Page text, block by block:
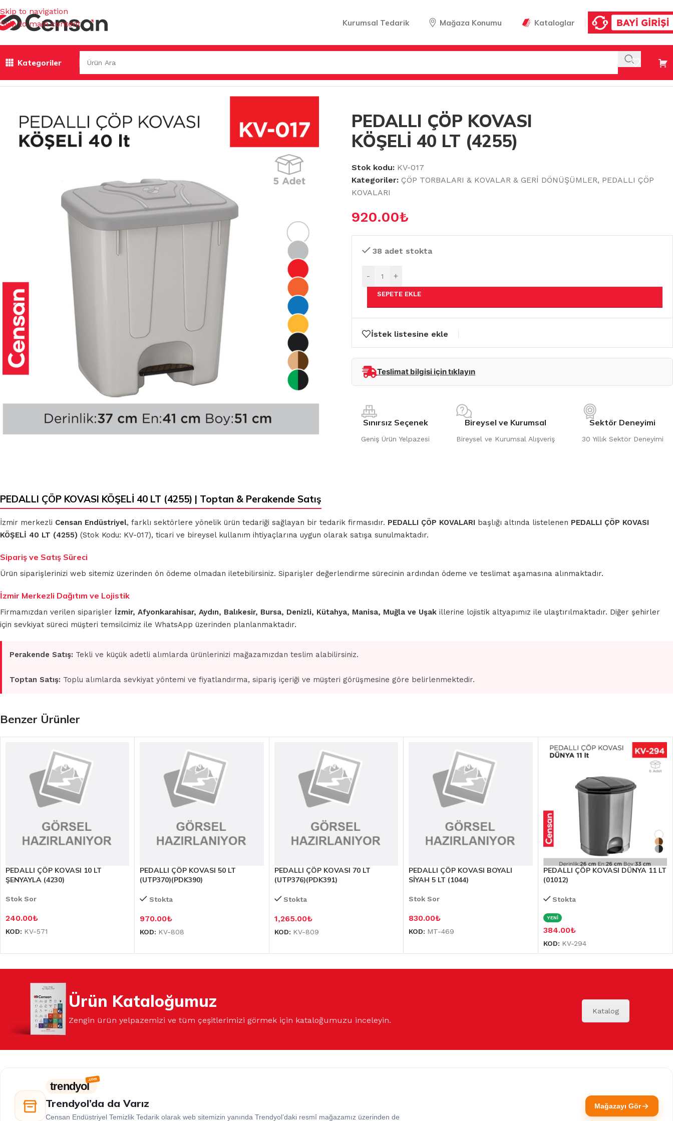
Skip to navigation
Skip to main content
Kurumsal Tedarik Mağaza Konumu Kataloglar
Kategoriler
KLASIK BEZLER
MUHTELİF
MİKROFİBER
TEMİZLİK BEZLERİ
ÇÖP TORBALARI & KOVALAR & GERİ DÖNÜŞÜMLER/PEDALLI ÇÖP KOVALARI/PEDALLI ÇÖP KOVASI KÖŞELİ 40 LT (4255)
PEDALLI ÇÖP KOVASI
KÖŞELİ 40 LT (4255)
Stok kodu: KV-017
Kategoriler: ÇÖP TORBALARI & KOVALAR & GERİ DÖNÜŞÜMLER, PEDALLI ÇÖP
KOVALARI
920.00₺
38 adet stokta
- +
SEPETE EKLE
İstek listesine ekle
Teslimat bilgisi için tıklayın
Sınırsız Seçenek
Geniş Ürün Yelpazesi
Bireysel ve Kurumsal
Bireysel ve Kurumsal Alışveriş
Sektör Deneyimi
30 Yıllık Sektör Deneyimi
PEDALLI ÇÖP KOVASI KÖŞELİ 40 LT (4255) | Toptan & Perakende Satış
İzmir merkezli Censan Endüstriyel, farklı sektörlere yönelik ürün tedariği sağlayan bir tedarik firmasıdır. PEDALLI ÇÖP KOVALARI başlığı altında listelenen PEDALLI ÇÖP KOVASI
KÖŞELİ 40 LT (4255) (Stok Kodu: KV-017), ticari ve bireysel kullanım ihtiyaçlarına uygun olarak satışa sunulmaktadır.
Sipariş ve Satış Süreci
Ürün siparişlerinizi web sitemiz üzerinden ön ödeme olmadan iletebilirsiniz. Siparişler değerlendirme sürecinin ardından ödeme ve teslimat aşamasına alınmaktadır.
İzmir Merkezli Dağıtım ve Lojistik
Firmamızdan verilen siparişler İzmir, Afyonkarahisar, Aydın, Balıkesir, Bursa, Denizli, Kütahya, Manisa, Muğla ve Uşak illerine lojistik altyapımız ile ulaştırılmaktadır. Diğer şehirler
için sevkiyat süreci müşteri temsilcimiz ile WhatsApp üzerinden planlanmaktadır.
Perakende Satış: Tekli ve küçük adetli alımlarda ürünlerinizi mağazamızdan teslim alabilirsiniz.
Toptan Satış: Toplu alımlarda sevkiyat yöntemi ve fiyatlandırma, sipariş içeriği ve müşteri görüşmesine göre belirlenmektedir.
Benzer Ürünler
PEDALLI ÇÖP KOVASI 10 LT
ŞENYAYLA (4230)
Stok Sor
240.00₺
KOD: KV-571
PEDALLI ÇÖP KOVASI 50 LT
(UTP370)(PDK390)
Stokta
970.00₺
KOD: KV-808
PEDALLI ÇÖP KOVASI 70 LT
(UTP376)(PDK391)
Stokta
1,265.00₺
KOD: KV-809
PEDALLI ÇÖP KOVASI BOYALI
SİYAH 5 LT (1044)
Stok Sor
830.00₺
KOD: MT-469
PEDALLI ÇÖP KOVASI DÜNYA 11 LT
(01012)
Stokta
YENİ
384.00₺
KOD: KV-294
Ürün Kataloğumuz
Zengin ürün yelpazemizi ve tüm çeşitlerimizi görmek için kataloğumuzu inceleyin.
Katalog
trendyol
Trendyol’da da Varız
Censan Endüstriyel Temizlik Tedarik olarak web sitemizin yanında Trendyol’daki resmî mağazamız üzerinden de
Mağazayı Gör